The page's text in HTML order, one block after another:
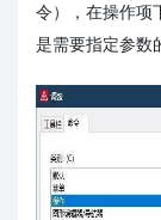
令），在操作项
是需要指定参数